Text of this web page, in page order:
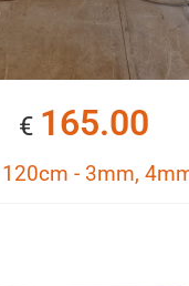
€ 165.00
- 3mm,